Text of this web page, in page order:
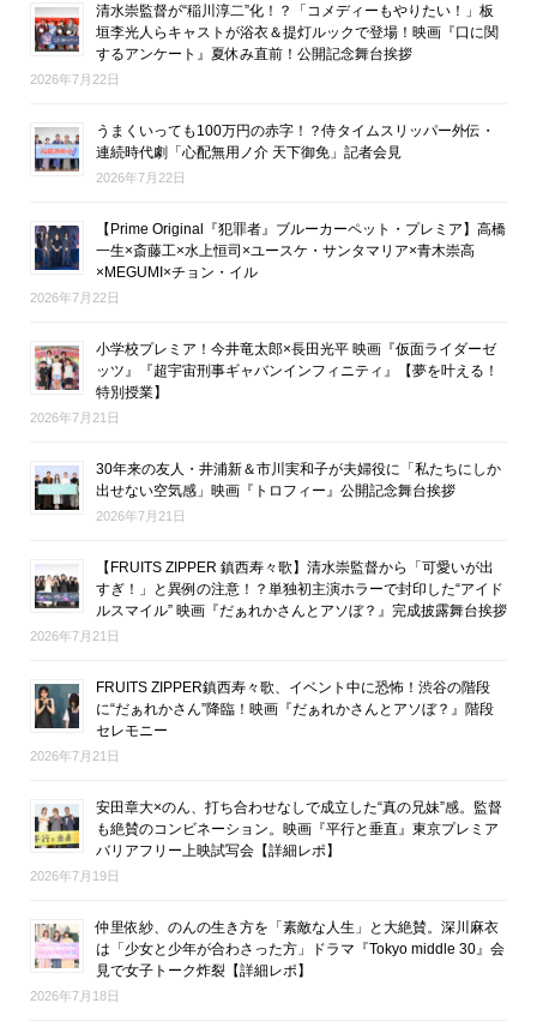
清水崇監督が“稲川淳二”化！？「コメディーもやりたい！」板
垣李光人らキャストが浴衣＆提灯ルックで登場！映画『口に関
するアンケート』夏休み直前！公開記念舞台挨拶
2026年7月22日
うまくいっても100万円の赤字！？侍タイムスリッパー外伝・
連続時代劇「心配無用ノ介 天下御免」記者会見
2026年7月22日
【Prime Original『犯罪者』ブルーカーペット・プレミア】高橋
一生×斎藤工×水上恒司×ユースケ・サンタマリア×青木崇高
×MEGUMI×チョン・イル
2026年7月22日
小学校プレミア！今井竜太郎×長田光平 映画『仮面ライダーゼ
ッツ』『超宇宙刑事ギャバンインフィニティ』【夢を叶える！
特別授業】
2026年7月21日
30年来の友人・井浦新＆市川実和子が夫婦役に「私たちにしか
出せない空気感」映画『トロフィー』公開記念舞台挨拶
2026年7月21日
【FRUITS ZIPPER 鎮西寿々歌】清水崇監督から「可愛いが出
すぎ！」と異例の注意！？単独初主演ホラーで封印した“アイド
ルスマイル” 映画『だぁれかさんとアソぼ？』完成披露舞台挨拶
2026年7月21日
FRUITS ZIPPER鎮西寿々歌、イベント中に恐怖！渋谷の階段
に“だぁれかさん”降臨！映画『だぁれかさんとアソぼ？』階段
セレモニー
2026年7月21日
安田章大×のん、打ち合わせなしで成立した“真の兄妹”感。監督
も絶賛のコンビネーション。映画『平行と垂直』東京プレミア
バリアフリー上映試写会【詳細レポ】
2026年7月19日
仲里依紗、のんの生き方を「素敵な人生」と大絶賛。深川麻衣
は「少女と少年が合わさった方」ドラマ『Tokyo middle 30』会
見で女子トーク炸裂【詳細レポ】
2026年7月18日